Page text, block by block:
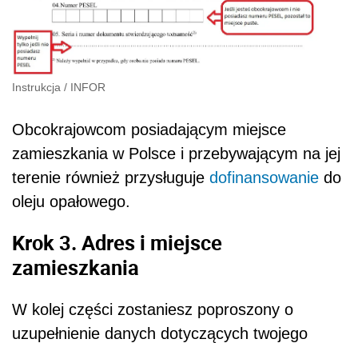
Instrukcja / INFOR
Obcokrajowcom posiadającym miejsce
zamieszkania w Polsce i przebywającym na jej
terenie również przysługuje dofinansowanie do
oleju opałowego.
Krok 3. Adres i miejsce
zamieszkania
W kolej części zostaniesz poproszony o
uzupełnienie danych dotyczących twojego